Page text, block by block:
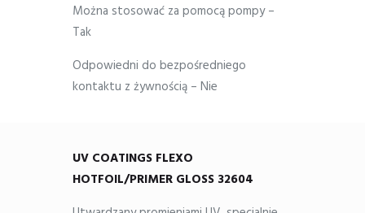
Można stosować za pomocą pompy –
Tak
Odpowiedni do bezpośredniego
kontaktu z żywnością – Nie
UV COATINGS FLEXO
HOTFOIL/PRIMER GLOSS 32604